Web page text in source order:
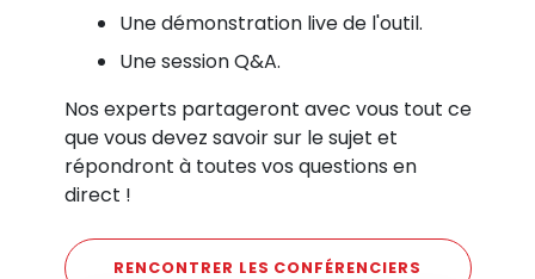
Une démonstration live de l'outil.
Une session Q&A.
Nos experts partageront avec vous tout ce
que vous devez savoir sur le sujet et
répondront à toutes vos questions en
direct !
RENCONTRER LES CONFÉRENCIERS